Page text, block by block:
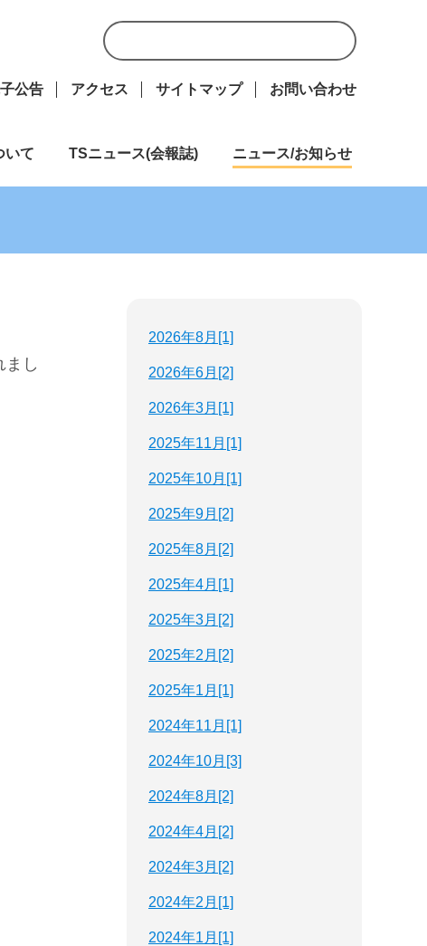
公告 アクセス サイトマップ お問い合わせ
いて TSニュース(会報誌) ニュース/お知らせ
し
2026年8月[1]
2026年6月[2]
2026年3月[1]
2025年11月[1]
2025年10月[1]
2025年9月[2]
2025年8月[2]
2025年4月[1]
2025年3月[2]
2025年2月[2]
2025年1月[1]
2024年11月[1]
2024年10月[3]
2024年8月[2]
2024年4月[2]
2024年3月[2]
2024年2月[1]
2024年1月[1]